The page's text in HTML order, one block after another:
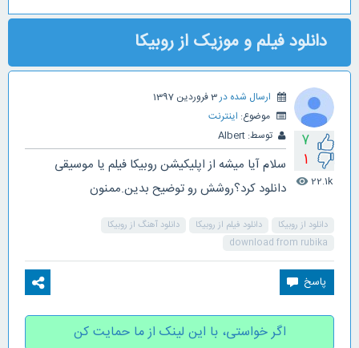
دانلود فیلم و موزیک از روبیکا
7
1
22.1k
visibility
ارسال شده در3 فروردین 1397
موضوع: اینترنت
توسط: Albert
سلام آیا میشه از اپلیکیشن روبیکا فیلم یا موسیقی
دانلود کرد؟روشش رو توضیح بدین.ممنون
دانلود از روبیکا دانلود فیلم از روبیکا
دانلود آهنگ از روبیکا
download from rubika
اگر خواستی، با این لینک از ما حمایت کن